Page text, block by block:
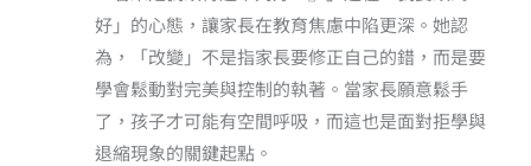
好」的心態，讓家長在教育焦慮中陷更深。她認
為，「改變」不是指家長要修正自己的錯，而是要
學會鬆動對完美與控制的執著。當家長願意鬆手
了，孩子才可能有空間呼吸，而這也是面對拒學與
退縮現象的關鍵起點。